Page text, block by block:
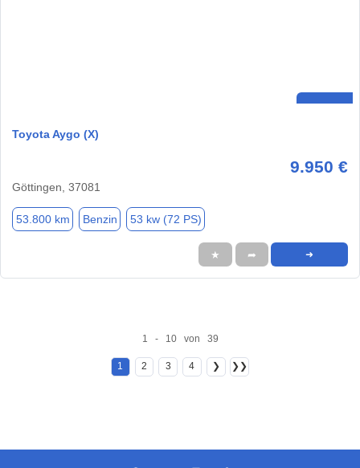
Toyota Aygo (X)
9.950 €
Göttingen, 37081
53.800 km Benzin 53 kw (72 PS)
★ ➦ ➜
1 - 10 von 39
1 2 3 4 ❯ ❯❯